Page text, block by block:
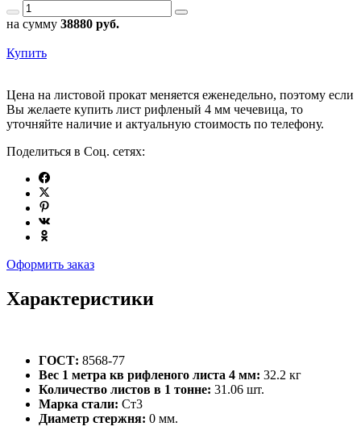
на сумму 38880 руб.
Купить
Цена на листовой прокат меняется еженедельно, поэтому если
Вы желаете купить лист рифленый 4 мм чечевица, то
уточняйте наличие и актуальную стоимость по телефону.
Поделиться в Соц. сетях:
Оформить заказ
Характеристики
ГОСТ: 8568-77
Вес 1 метра кв рифленого листа 4 мм: 32.2 кг
Количество листов в 1 тонне: 31.06 шт.
Марка стали: Ст3
Диаметр стержня: 0 мм.